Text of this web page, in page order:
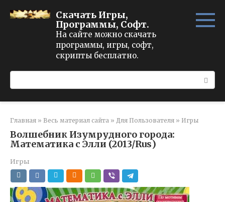
Скачать Игры,
Программы, Софт.
На сайте можно скачать
программы, игры, софт,
скрипты бесплатно.
Главная » Весь материал сайта » Для Пользователя » Игры
Волшебник Изумрудного города:
Математика с Элли (2013/Rus)
Игры